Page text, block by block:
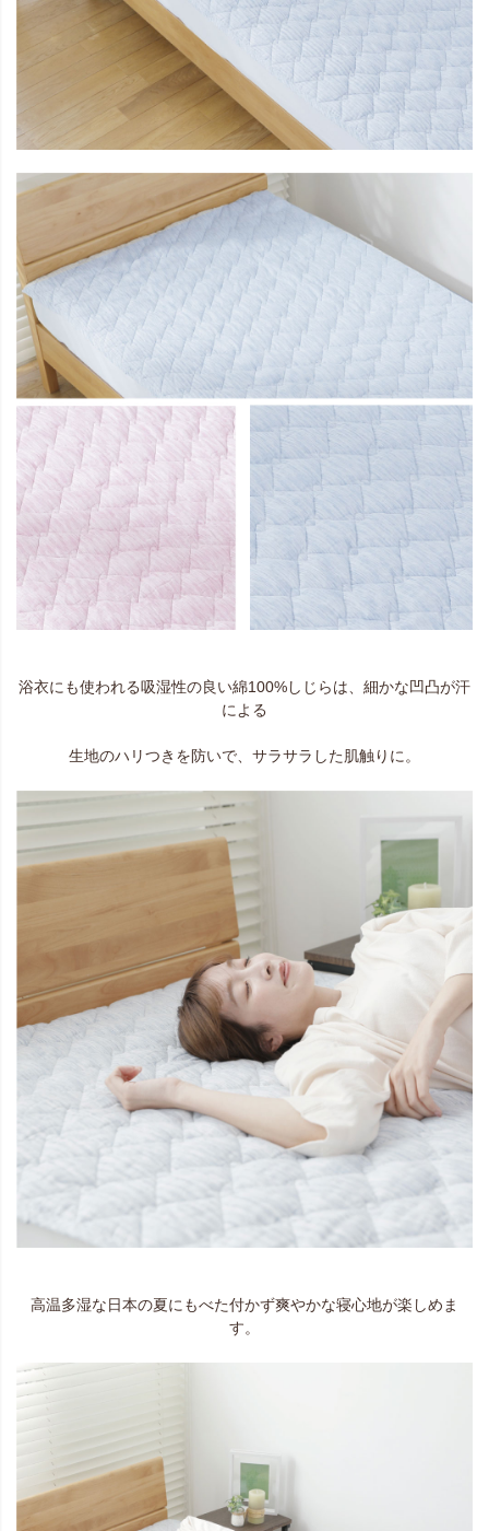
浴衣にも使われる吸湿性の良い綿100%しじらは、細かな凹凸が汗
による
生地のハリつきを防いで、サラサラした肌触りに。
高温多湿な日本の夏にもべた付かず爽やかな寝心地が楽しめま
す。